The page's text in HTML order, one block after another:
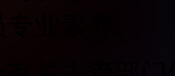
业素养。